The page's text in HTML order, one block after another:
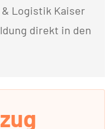
Logistik Kaiser
direkt in den